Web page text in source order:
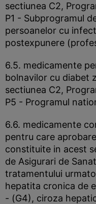
sectiunea C2,
P1 - Subprogramul
persoanelor cu
postexpunere
6.5. medicamente
bolnavilor cu diabet
sectiunea C2,
P5 - Programul
6.6. medicamente
pentru care
constituite in acest
de Asigurari de
tratamentului
hepatita cronica de
- (G4), ciroza